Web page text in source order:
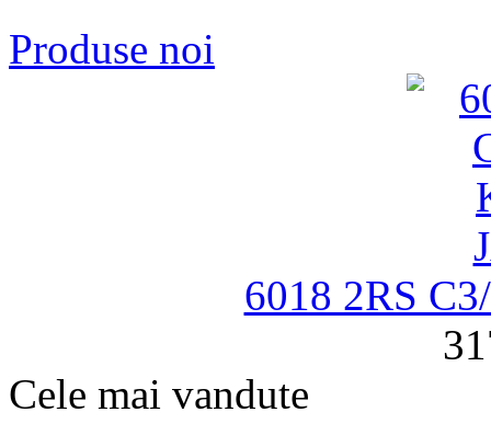
Produse noi
6018 2RS
Cele mai vandute